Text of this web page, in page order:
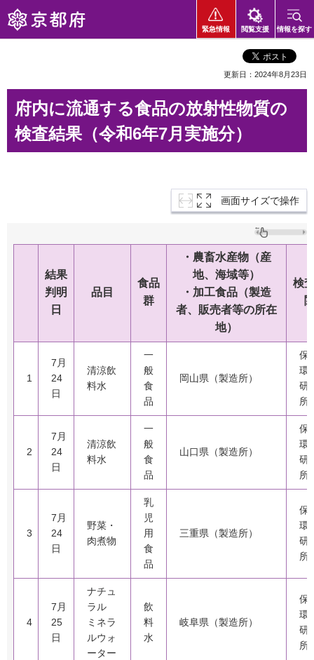
京都府
緊急情報 閲覧支援 情報を探す
更新日：2024年8月23日
府内に流通する食品の放射性物質の
検査結果（令和6年7月実施分）
画面サイズで操作
結果
判明
日
品目
食品
群
・農畜水産物 （産
地、海域等）
・加工食品 （製造
者、 販売者等の所在
地）
検
1
7月
24
日
清涼飲
料水
一
般
食
品
岡山県（製造所）
保
環
研
所
2
7月
24
日
清涼飲
料水
一
般
食
品
山口県（製造所）
保
環
研
所
3
7月
24
日
野菜・
肉煮物
乳
児
用
食
品
三重県（製造所）
保
環
研
所
4
7月
25
日
ナチュ
ラル
ミネラ
ルウォ
ーター
飲
料
水
岐阜県（製造所）
保
環
研
所